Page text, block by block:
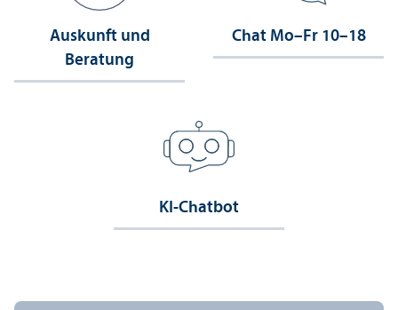
Auskunft und
Beratung
Chat Mo–Fr 10–18
KI-Chatbot